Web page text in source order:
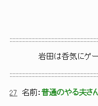
|| 〉
（
ヽ
岩田は呑気にゲームの
27 名前： 普通のやる夫さ